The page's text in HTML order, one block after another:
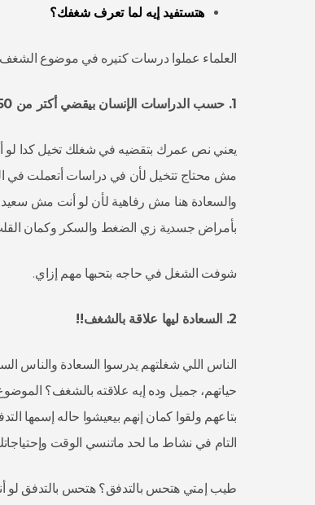
هتستفيدإيه لماتعرفشغفك؟
العلماء عملوا درسات كتيره في موضوع
1. حسب الدراسات الإنسانبيقضي أكتر من 50%
يعني نص عمرك بتقضيه في شغلك تخيل كدا لو
مش محتاج تتخيل لأن في دراسات أتعملت
والسعادة هنا مش رفاهية لأن لو أنت مش سعيد
بأمراض جسدية زي الضغط والسكر وكمان
شوفت الشغل في حاجه بتحبها مهم إزاي.
2. السعادة ليها علاقةبالشغف!!
الناس اللي شغلتهم يدرسوا السعادة والناس
حياتهم، جميل وده إيه علاقته بالشغف؟
التام في نشاط ما لحد ماتنسي الوقت
طيب إمتي هتحس بالتدفق؟ هتحس بالتدفق لو